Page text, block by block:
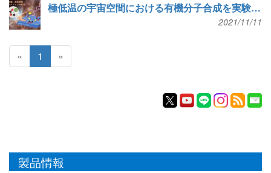
極低温の宇宙空間における有機分子合成を実験室で再現
2021/11/11
« 1 »
製品情報